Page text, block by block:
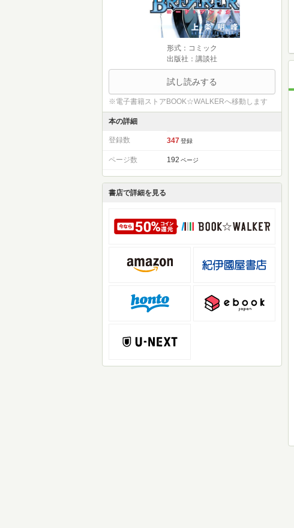
形式：コミック
出版社：講談社
試し読みする
※電子書籍ストアBOOK☆WALKERへ移動します
本の詳細
登録数 347 登録
ページ数 192 ページ
書店で詳細を見る